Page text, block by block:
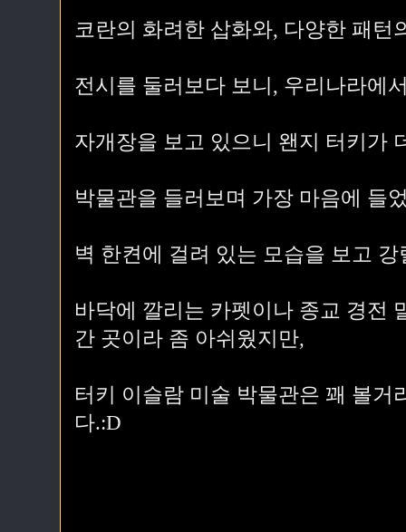
코란의 화려한 삽화와, 다양한 패턴
전시를 둘러보다 보니, 우리나라에
자개장을 보고 있으니 왠지 터키가
박물관을 들러보며 가장 마음에 들
벽 한켠에 걸려 있는 모습을 보고
바닥에 깔리는 카펫이나 종교 경전
간 곳이라 좀 아쉬웠지만,
터키 이슬람 미술 박물관은 꽤 볼거
다.:D